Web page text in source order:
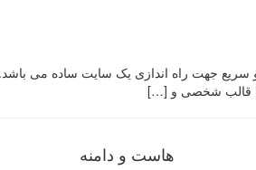
هاست و دامنه